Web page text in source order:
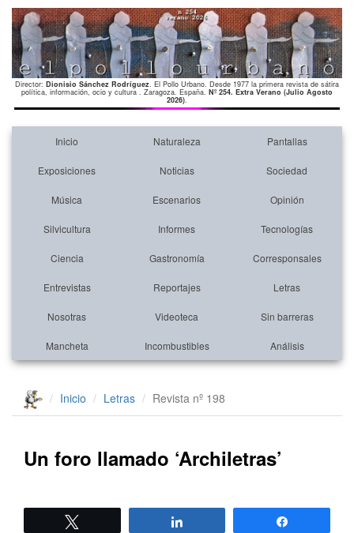
Director: Dionisio Sánchez Rodríguez. El Pollo Urbano. Desde 1977 la primera revista de sátira
política, información, ocio y cultura . Zaragoza. España. Nº 254. Extra Verano (Julio Agosto
2026).
Inicio Naturaleza Pantallas
Exposiciones Noticias Sociedad
Música Escenarios Opinión
Silvicultura Informes Tecnologías
Ciencia Gastronomía Corresponsales
Entrevistas Reportajes Letras
Nosotras Videoteca Sin barreras
Mancheta Incombustibles Análisis
Inicio Letras Revista nº 198
Un foro llamado ‘Archiletras’